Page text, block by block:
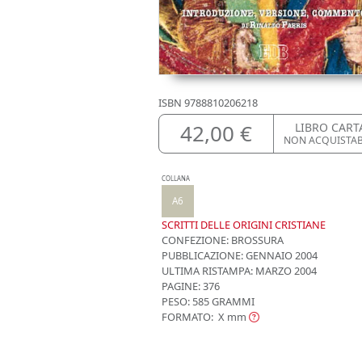
ISBN 9788810206218
42,00 € LIBRO
NON
COLLANA
A6
SCRITTI DELLE ORIGINI CRISTIANE
CONFEZIONE: BROSSURA
PUBBLICAZIONE:GENNAIO 2004
ULTIMA RISTAMPA: MARZO 2004
PAGINE: 376
PESO: 585 GRAMMI
FORMATO: X mm